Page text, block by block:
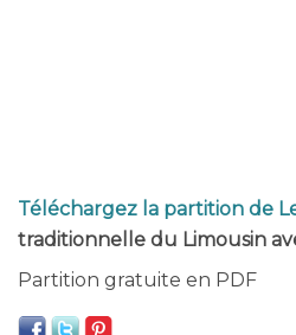
Téléchargez la partition de
traditionnelle du Limousin
Partition gratuite en PDF